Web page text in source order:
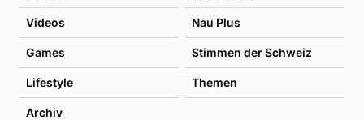
Videos Nau Plus
Games Stimmen der Schweiz
Lifestyle Themen
Archiv